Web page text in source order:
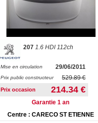
207 1.6 HDI 112ch
Mise en circulation 29/06/2011
Prix public constructeur 529.89 €
Prix occasion 214.34 €
Garantie 1 an
Centre : CARECO ST ETIENNE